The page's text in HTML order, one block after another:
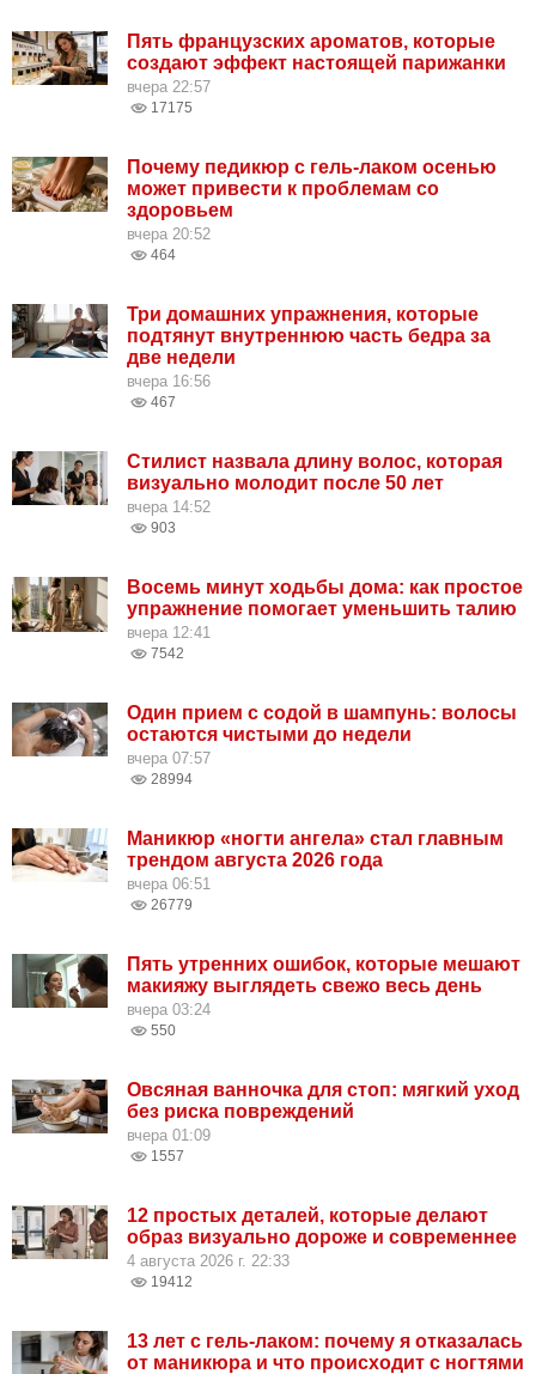
Пять французских ароматов, которые
создают эффект настоящей парижанки
вчера 22:57
17175
Почему педикюр с гель-лаком осенью
может привести к проблемам со
здоровьем
вчера 20:52
464
Три домашних упражнения, которые
подтянут внутреннюю часть бедра за
две недели
вчера 16:56
467
Стилист назвала длину волос, которая
визуально молодит после 50 лет
вчера 14:52
903
Восемь минут ходьбы дома: как простое
упражнение помогает уменьшить талию
вчера 12:41
7542
Один прием с содой в шампунь: волосы
остаются чистыми до недели
вчера 07:57
28994
Маникюр «ногти ангела» стал главным
трендом августа 2026 года
вчера 06:51
26779
Пять утренних ошибок, которые мешают
макияжу выглядеть свежо весь день
вчера 03:24
550
Овсяная ванночка для стоп: мягкий уход
без риска повреждений
вчера 01:09
1557
12 простых деталей, которые делают
образ визуально дороже и современнее
4 августа 2026 г. 22:33
19412
13 лет с гель-лаком: почему я отказалась
от маникюра и что происходит с ногтями